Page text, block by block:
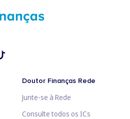
Doutor Finanças Rede
Junte-se à Rede
Consulte todos os ICs